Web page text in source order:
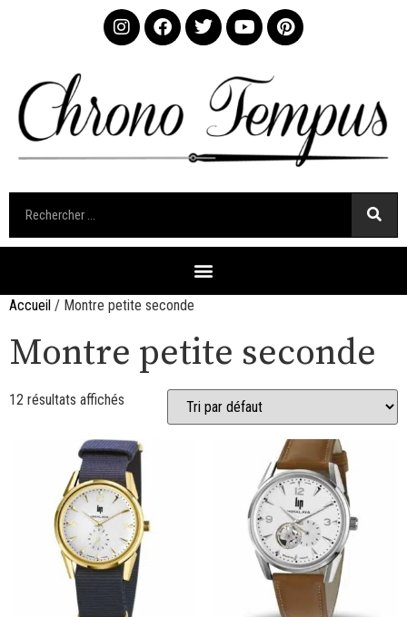
Accueil / Montre petite seconde
Montre petite seconde
12 résultats affichés